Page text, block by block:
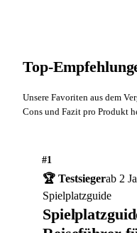
Top-
Unsere Favoriten aus dem
Cons und Fazit pro Produkt
#1
🏆 Testsiegerab 2
Spielplatzguide